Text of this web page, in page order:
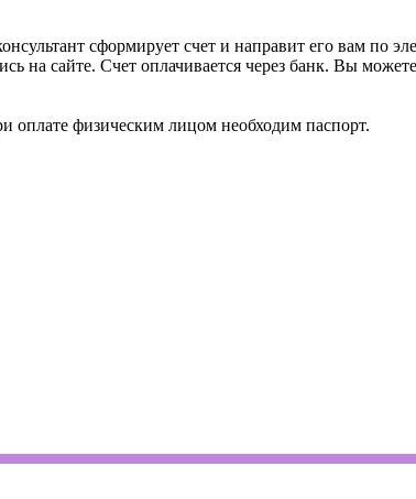
сформирует счет и направит его вам по
на сайте. Счет оплачивается через банк. Вы
оплате физическим лицом необходим паспорт.